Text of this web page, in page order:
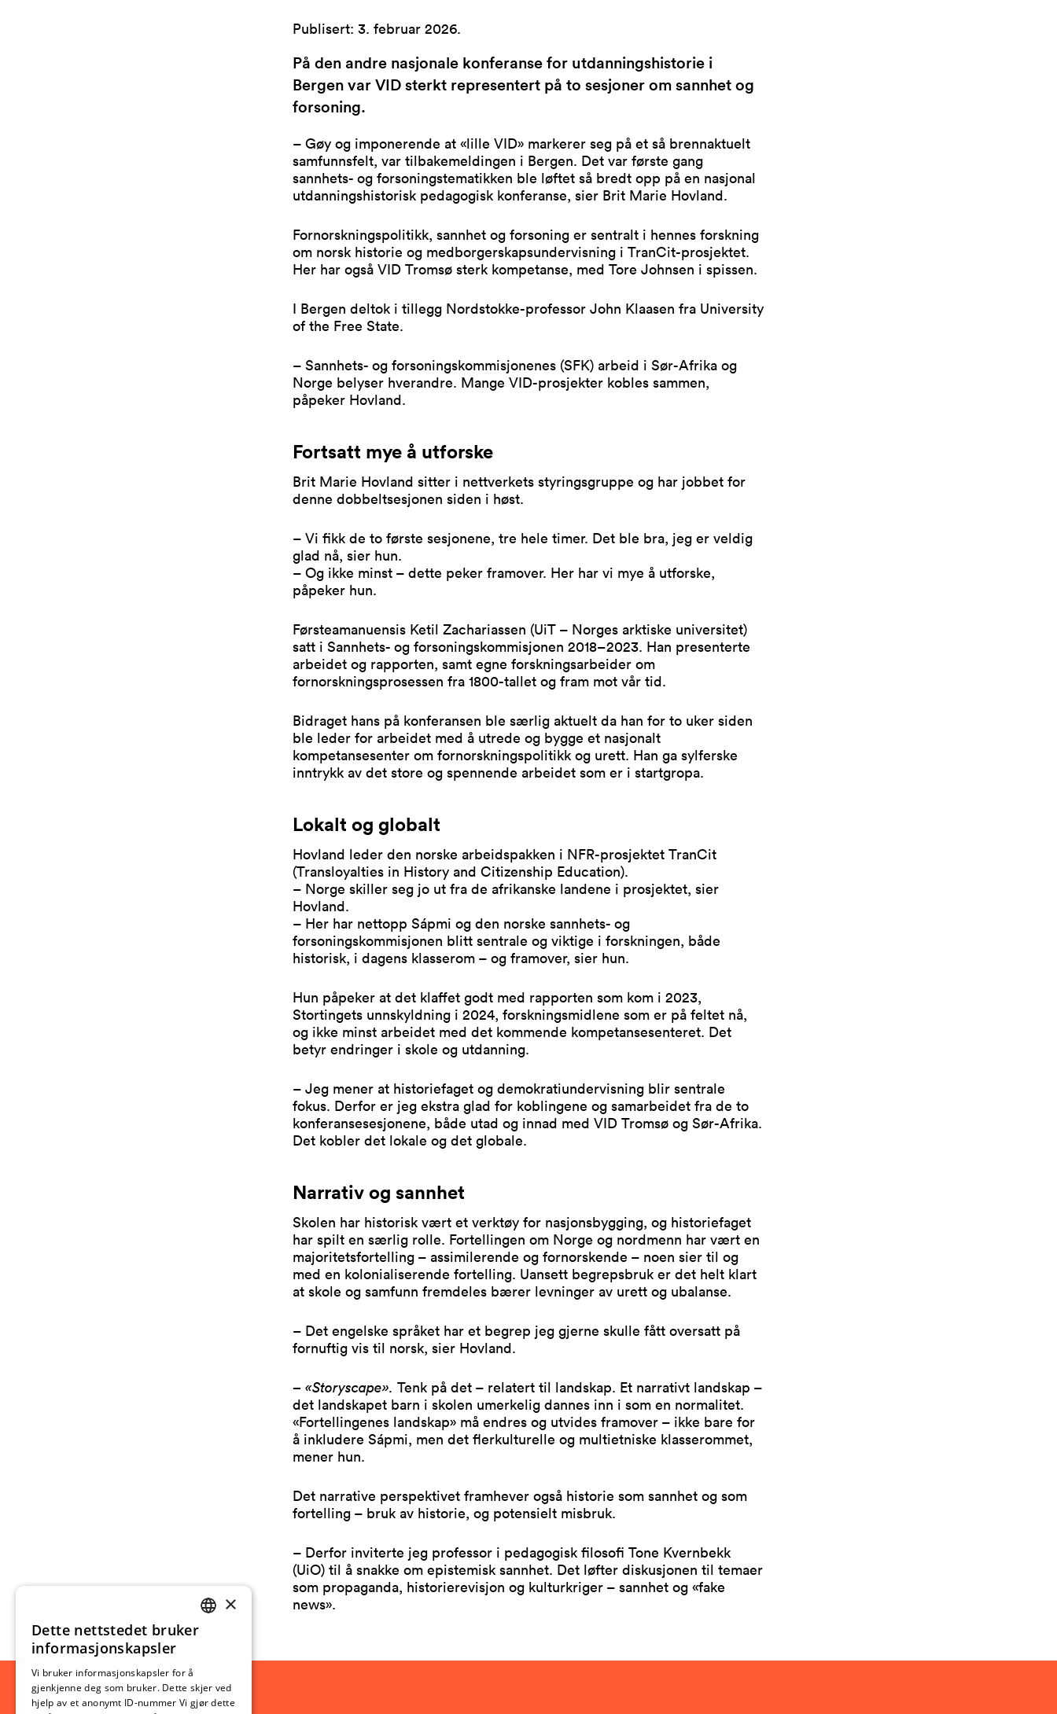
Publisert: 3. februar 2026.
På den andre nasjonale konferanse for utdanningshistorie i
Bergen var VID sterkt representert på to sesjoner om sannhet og
forsoning.
– Gøy og imponerende at «lille VID» markerer seg på et så brennaktuelt
samfunnsfelt, var tilbakemeldingen i Bergen. Det var første gang
sannhets- og forsoningstematikken ble løftet så bredt opp på en nasjonal
utdanningshistorisk pedagogisk konferanse, sier Brit Marie Hovland.
Fornorskningspolitikk, sannhet og forsoning er sentralt i hennes forskning
om norsk historie og medborgerskapsundervisning i TranCit-prosjektet.
Her har også VID Tromsø sterk kompetanse, med Tore Johnsen i spissen.
I Bergen deltok i tillegg Nordstokke-professor John Klaasen fra University
of the Free State.
– Sannhets- og forsoningskommisjonenes (SFK) arbeid i Sør-Afrika og
Norge belyser hverandre. Mange VID-prosjekter kobles sammen,
påpeker Hovland.
Fortsatt mye å utforske
Brit Marie Hovland sitter i nettverkets styringsgruppe og har jobbet for
denne dobbeltsesjonen siden i høst.
– Vi fikk de to første sesjonene, tre hele timer. Det ble bra, jeg er veldig
glad nå, sier hun.
– Og ikke minst – dette peker framover. Her har vi mye å utforske,
påpeker hun.
Førsteamanuensis Ketil Zachariassen (UiT – Norges arktiske universitet)
satt i Sannhets- og forsoningskommisjonen 2018–2023. Han presenterte
arbeidet og rapporten, samt egne forskningsarbeider om
fornorskningsprosessen fra 1800-tallet og fram mot vår tid.
Bidraget hans på konferansen ble særlig aktuelt da han for to uker siden
ble leder for arbeidet med å utrede og bygge et nasjonalt
kompetansesenter om fornorskningspolitikk og urett. Han ga sylferske
inntrykk av det store og spennende arbeidet som er i startgropa.
Lokalt og globalt
Hovland leder den norske arbeidspakken i NFR-prosjektet TranCit
(Transloyalties in History and Citizenship Education).
– Norge skiller seg jo ut fra de afrikanske landene i prosjektet, sier
Hovland.
– Her har nettopp Sápmi og den norske sannhets- og
forsoningskommisjonen blitt sentrale og viktige i forskningen, både
historisk, i dagens klasserom – og framover, sier hun.
Hun påpeker at det klaffet godt med rapporten som kom i 2023,
Stortingets unnskyldning i 2024, forskningsmidlene som er på feltet nå,
og ikke minst arbeidet med det kommende kompetansesenteret. Det
betyr endringer i skole og utdanning.
– Jeg mener at historiefaget og demokratiundervisning blir sentrale
fokus. Derfor er jeg ekstra glad for koblingene og samarbeidet fra de to
konferansesesjonene, både utad og innad med VID Tromsø og Sør-Afrika.
Det kobler det lokale og det globale.
Narrativ og sannhet
Skolen har historisk vært et verktøy for nasjonsbygging, og historiefaget
har spilt en særlig rolle. Fortellingen om Norge og nordmenn har vært en
majoritetsfortelling – assimilerende og fornorskende – noen sier til og
med en kolonialiserende fortelling. Uansett begrepsbruk er det helt klart
at skole og samfunn fremdeles bærer levninger av urett og ubalanse.
– Det engelske språket har et begrep jeg gjerne skulle fått oversatt på
fornuftig vis til norsk, sier Hovland.
– «Storyscape». Tenk på det – relatert til landskap. Et narrativt landskap –
det landskapet barn i skolen umerkelig dannes inn i som en normalitet.
«Fortellingenes landskap» må endres og utvides framover – ikke bare for
å inkludere Sápmi, men det flerkulturelle og multietniske klasserommet,
mener hun.
Det narrative perspektivet framhever også historie som sannhet og som
fortelling – bruk av historie, og potensielt misbruk.
– Derfor inviterte jeg professor i pedagogisk filosofi Tone Kvernbekk
(UiO) til å snakke om epistemisk sannhet. Det løfter diskusjonen til temaer
som propaganda, historierevisjon og kulturkriger – sannhet og «fake
news».
NORWEGIAN
×
Dette nettstedet bruker
informasjonskapsler
Vi bruker informasjonskapsler for å
gjenkjenne deg som bruker. Dette skjer ved
hjelp av et anonymt ID-nummer Vi gjør dette